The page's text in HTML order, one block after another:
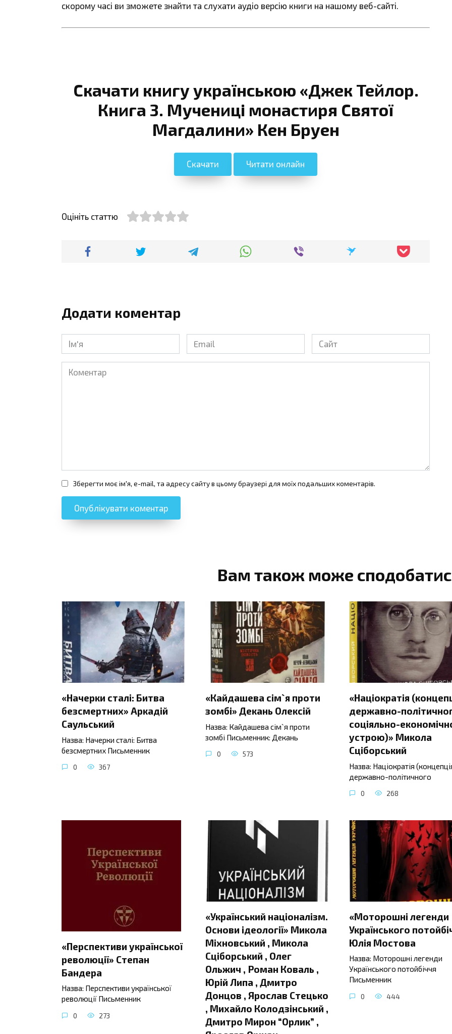
скорому часі ви зможете знайти та слухати аудіо версію книги на нашому веб-сайті.
Скачати книгу українською «Джек Тейлор.
Книга 3. Мучениці монастиря Святої
Магдалини» Кен Бруен
Скачати Читати онлайн
Оцініть статтю
Додати коментар
Ім'я
Email
Сайт
Коментар
Зберегти моє ім'я, e-mail, та адресу сайту в цьому браузері для моїх подальших коментарів.
Вам також може
«Начерки сталі: Битва
безсмертних» Аркадій
Саульський
Назва: Начерки сталі: Битва
безсмертних Письменник
0 367
«Кайдашева сім`я проти
зомбі» Декань Олексій
Назва: Кайдашева сім`я проти
зомбі Письменник: Декань
0 573
«Націократія
державно-
соціяльно-
устрою)» Микола
Сціборський
Назва: Націократія
державно-політичного
0 268
«Перспективи української
революції» Степан
Бандера
Назва: Перспективи української
революції Письменник
0 273
«Український націоналізм.
Основи ідеології» Микола
Міхновський , Микола
Сціборський , Олег
Ольжич , Роман Коваль ,
Юрій Липа , Дмитро
Донцов , Ярослав Стецько
, Михайло Колодзінський ,
Дмитро Мирон “Орлик” ,
«Моторошні легенди
Українського
Юлія Мостова
Назва: Моторошні легенди
Українського потойбіччя
Письменник
0 444